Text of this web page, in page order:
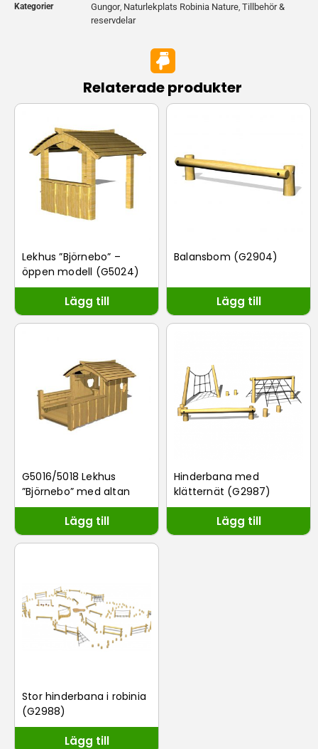
Kategorier
Gungor, Naturlekplats Robinia Nature, Tillbehör &
reservdelar
Relaterade produkter
Lekhus ”Björnebo” –
öppen modell (G5024)
Lägg till
Balansbom (G2904)
Lägg till
G5016/5018 Lekhus
”Björnebo” med altan
Lägg till
Hinderbana med
klätternät (G2987)
Lägg till
Stor hinderbana i robinia
(G2988)
Lägg till